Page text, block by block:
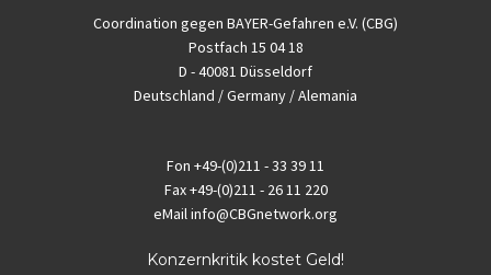
Coordination gegen BAYER-Gefahren e.V. (CBG)
Postfach 15 04 18
D - 40081 Düsseldorf
Deutschland / Germany / Alemania
Fon +49-(0)211 - 33 39 11
Fax+49-(0)211 - 26 11 220
eMailinfo@CBGnetwork.org
Konzernkritik kostet Geld!